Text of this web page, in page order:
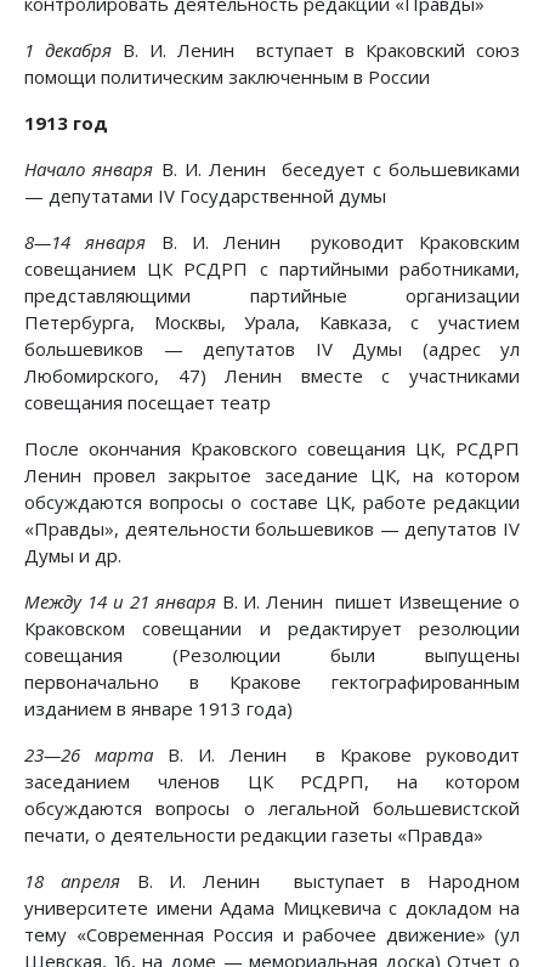
1 декабря В. И. Ленин вступает в Краковский союз
помощи политическим заключенным в России
1913 год
Начало января В. И. Ленин беседует с большевиками
— депутатами IV Государственной думы
8—14 января В. И. Ленин руководит Краковским
совещанием ЦК РСДРП с партийными работниками,
представляющими партийные организации
Петербурга, Москвы, Урала, Кавказа, с участием
большевиков — депутатов IV Думы (адрес ул
Любомирского, 47) Ленин вместе с участниками
совещания посещает театр
После окончания Краковского совещания ЦК, РСДРП
Ленин провел закрытое заседание ЦК, на котором
обсуждаются вопросы о составе ЦК, работе редакции
«Правды», деятельности большевиков — депутатов IV
Думы и др.
Между 14 и 21 января В. И. Ленин пишет Извещение о
Краковском совещании и редактирует резолюции
совещания (Резолюции были выпущены
первоначально в Кракове гектографированным
изданием в январе 1913 года)
23—26 марта В. И. Ленин в Кракове руководит
заседанием членов ЦК РСДРП, на котором
обсуждаются вопросы о легальной большевистской
печати, о деятельности редакции газеты «Правда»
18 апреля В. И. Ленин выступает в Народном
университете имени Адама Мицкевича с докладом на
тему «Современная Россия и рабочее движение» (ул
Шевская, ]6, на доме — мемориальная доска) Отчет о